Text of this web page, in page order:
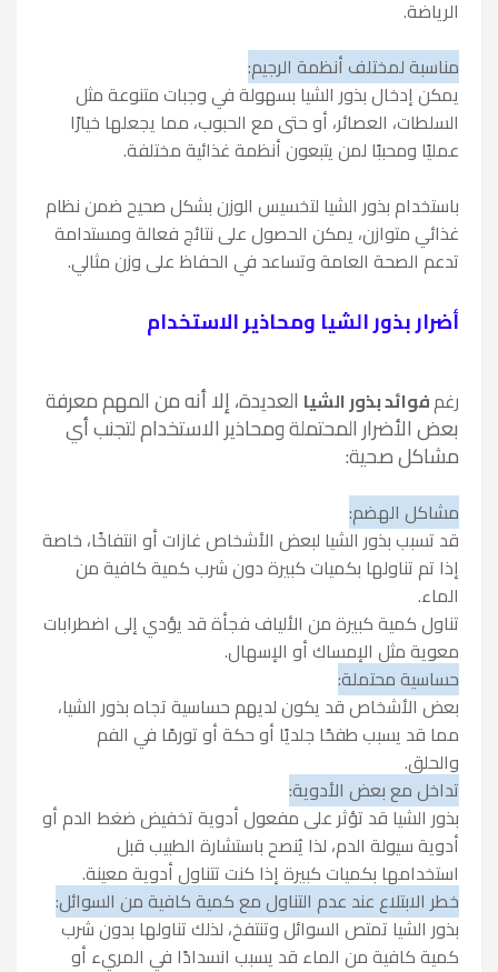
الرياضة.
مناسبة لمختلف أنظمة الرجيم:
يمكن إدخال بذور الشيا بسهولة في وجبات متنوعة مثل
السلطات، العصائر، أو حتى مع الحبوب، مما يجعلها خيارًا
عمليًا ومحببًا لمن يتبعون أنظمة غذائية مختلفة.
باستخدام بذور الشيا لتخسيس الوزن بشكل صحيح ضمن نظام
غذائي متوازن، يمكن الحصول على نتائج فعالة ومستدامة
تدعم الصحة العامة وتساعد في الحفاظ على وزن مثالي.
أضرار بذور الشيا ومحاذير الاستخدام
رغمفوائد بذور الشيا العديدة، إلا أنه من المهم معرفة
بعض الأضرار المحتملة ومحاذير الاستخدام لتجنب أي
مشاكل صحية:
مشاكل الهضم:
قد تسبب بذور الشيا لبعض الأشخاص غازات أو انتفاخًا، خاصة
إذا تم تناولها بكميات كبيرة دون شرب كمية كافية من
الماء.
تناول كمية كبيرة من الألياف فجأة قد يؤدي إلى اضطرابات
معوية مثل الإمساك أو الإسهال.
حساسية محتملة:
بعض الأشخاص قد يكون لديهم حساسية تجاه بذور الشيا،
مما قد يسبب طفحًا جلديًا أو حكة أو تورمًا في الفم
والحلق.
تداخل مع بعض الأدوية:
بذور الشيا قد تؤثر على مفعول أدوية تخفيض ضغط الدم أو
أدوية سيولة الدم، لذا يُنصح باستشارة الطبيب قبل
استخدامها بكميات كبيرة إذا كنت تتناول أدوية معينة.
خطر الابتلاع عند عدم التناول مع كمية كافية من السوائل:
بذور الشيا تمتص السوائل وتنتفخ، لذلك تناولها بدون شرب
كمية كافية من الماء قد يسبب انسدادًا في المريء أو